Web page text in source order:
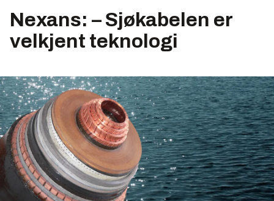
Nexans: – Sjøkabelen er
velkjent teknologi